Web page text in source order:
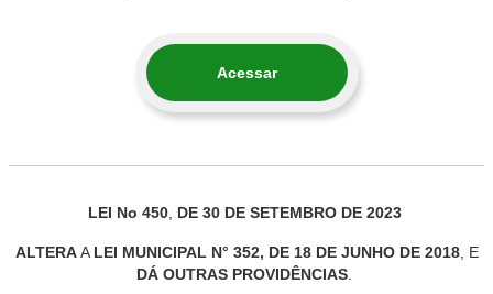
Acessar
LEI No 450, DE 30 DE SETEMBRO DE 2023
ALTERAA LEI MUNICIPAL N° 352, DE 18 DE JUNHO DE 2018, E
DÁ OUTRAS PROVIDÊNCIAS